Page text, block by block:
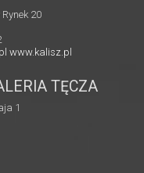
20
www.kalisz.pl
TĘCZA
1